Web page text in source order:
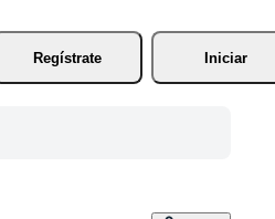
Regístrate
Iniciar